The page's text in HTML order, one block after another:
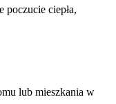
poczucie ciepła,
lub mieszkania w